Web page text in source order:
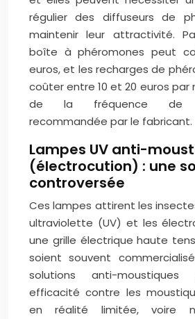
régulier des diffuseurs de
maintenir leur attractivité.
boîte à phéromones peut
euros, et les recharges de
coûter entre 10 et 20 euros par
de la fréquence de
recommandée par le fabricant.
Lampes UV anti-
(électrocution) : une
controversée
Ces lampes attirent les
ultraviolette (UV) et les
une grille électrique haute
soient souvent
solutions anti-moustiques
efficacité contre les
en réalité limitée, voire